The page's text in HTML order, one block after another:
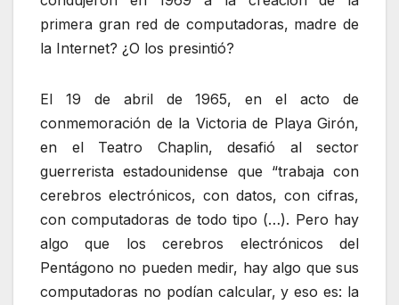
primera gran red de computadoras, madre de
la Internet? ¿O los presintió?
El 19 de abril de 1965, en el acto de
conmemoración de la Victoria de Playa Girón,
en el Teatro Chaplin, desafió al sector
guerrerista estadounidense que “trabaja con
cerebros electrónicos, con datos, con cifras,
con computadoras de todo tipo (…). Pero hay
algo que los cerebros electrónicos del
Pentágono no pueden medir, hay algo que sus
computadoras no podían calcular, y eso es: la